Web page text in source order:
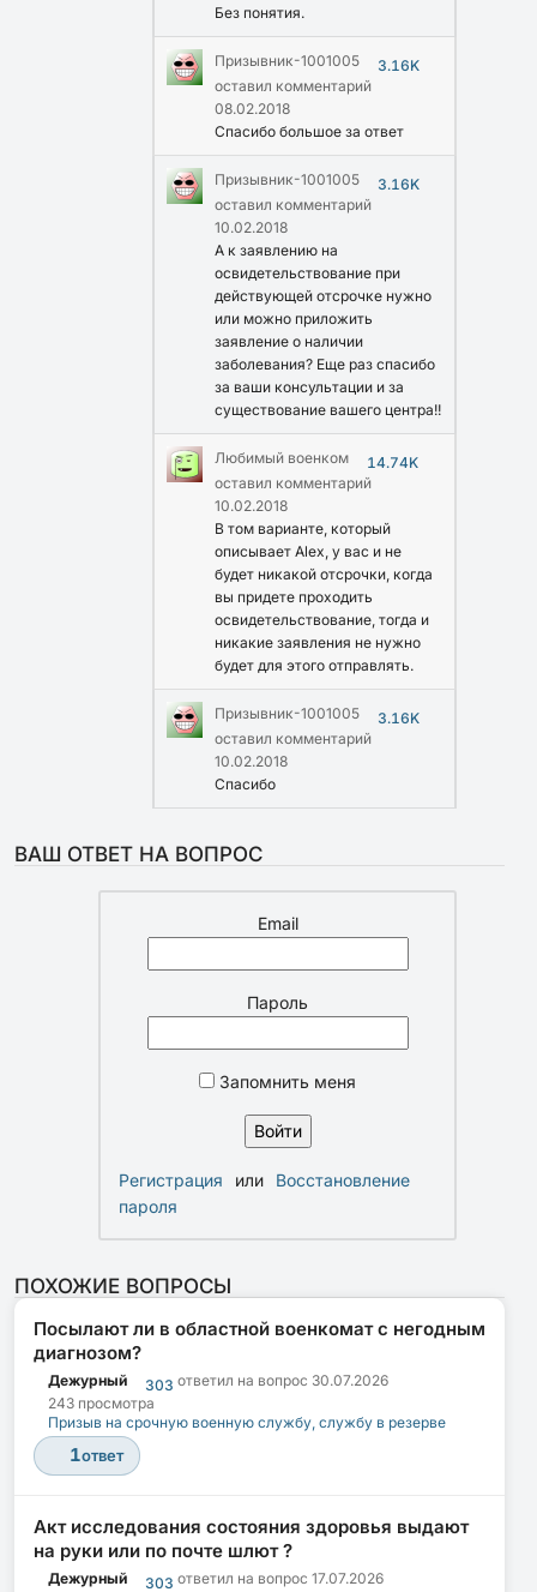
Без понятия.
Призывник-1001005
3.16K
оставил комментарий
08.02.2018
Спасибо большое за ответ
Призывник-1001005
3.16K
оставил комментарий
10.02.2018
А к заявлению на
освидетельствование при
действующей отсрочке нужно
или можно приложить
заявление о наличии
заболевания? Еще раз спасибо
за ваши консультации и за
существование вашего центра!!
Любимый военком
14.74K
оставил комментарий
10.02.2018
В том варианте, который
описывает Alex, у вас и не
будет никакой отсрочки, когда
вы придете проходить
освидетельствование, тогда и
никакие заявления не нужно
будет для этого отправлять.
Призывник-1001005
3.16K
оставил комментарий
10.02.2018
Спасибо
ВАШ ОТВЕТ НА ВОПРОС
Email
Пароль
Запомнить меня
Регистрация или
Восстановление
пароля
ПОХОЖИЕ ВОПРОСЫ
Посылают ли в областной военкомат с негодным
диагнозом?
Дежурный 303 ответил на вопрос 30.07.2026
243 просмотра
Призыв на срочную военную службу, службу в резерве
1ответ
Акт исследования состояния здоровья выдают
на руки или по почте шлют ?
Дежурный 303 ответил на вопрос 17.07.2026